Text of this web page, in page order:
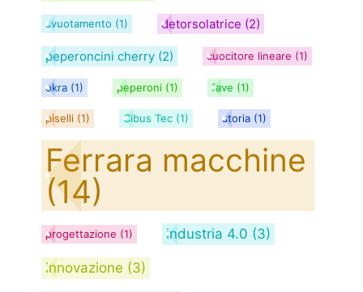
svuotamento (1) detorsolatrice (2)
peperoncini cherry (2) cuocitore lineare (1)
okra (1) peperoni (1) fave (1)
piselli (1) Cibus Tec (1) storia (1)
Ferrara macchine
(14)
progettazione (1) industria 4.0 (3)
innovazione (3)